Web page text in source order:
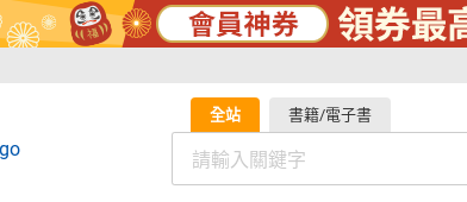
全站 書籍/電子書